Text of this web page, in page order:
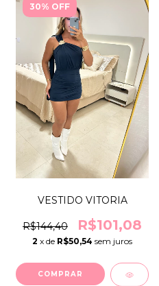
30% OFF
VESTIDO VITORIA
R$144,40 R$101,08
2 x de R$50,54 sem juros
COMPRAR